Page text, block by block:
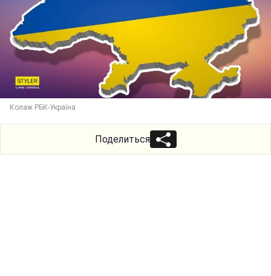
Колаж РБК-Україна
Поделиться